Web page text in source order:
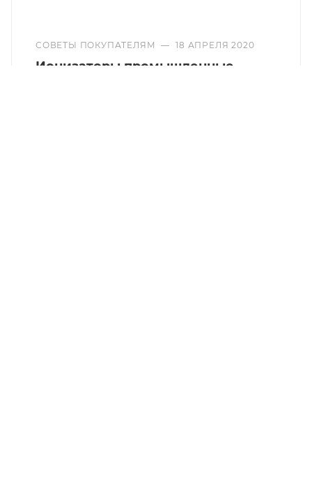
СОВЕТЫ ПОКУПАТЕЛЯМ — 18 АПРЕЛЯ 2020
Ионизаторы промышленные